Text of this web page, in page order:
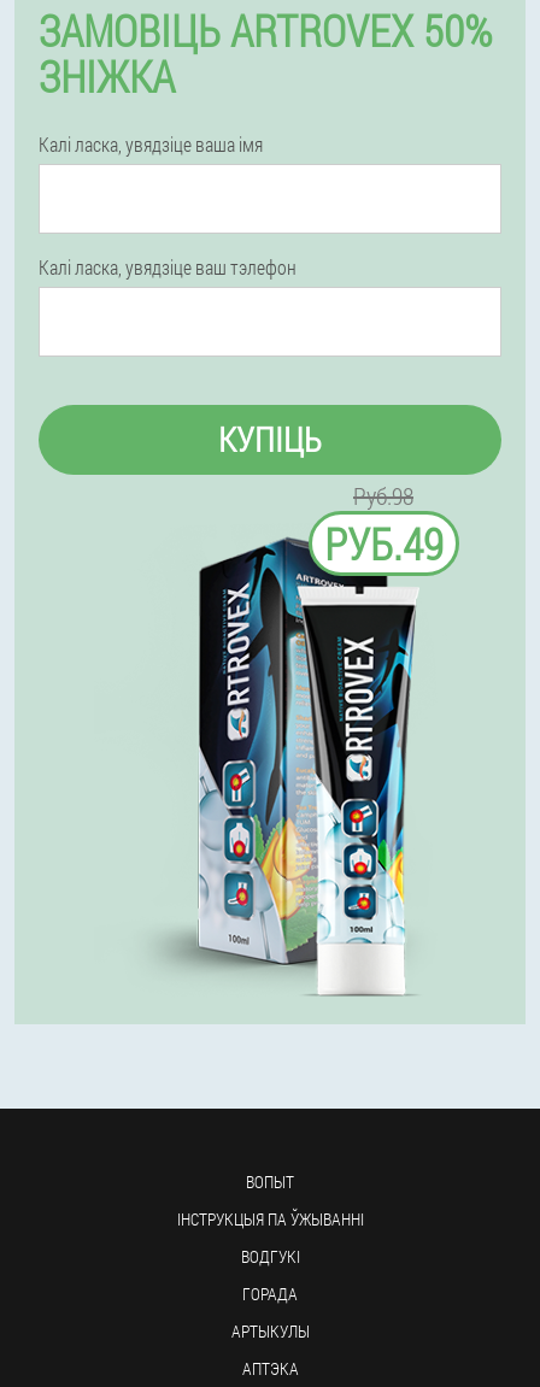
ЗАМОВІЦЬ ARTROVEX 50%
ЗНІЖКА
Калі ласка, увядзіце ваша імя
Калі ласка, увядзіце ваш тэлефон
КУПІЦЬ
Руб.98
РУБ.49
ВОПЫТ
ІНСТРУКЦЫЯ ПА ЎЖЫВАННІ
ВОДГУКІ
ГОРАДА
АРТЫКУЛЫ
АПТЭКА